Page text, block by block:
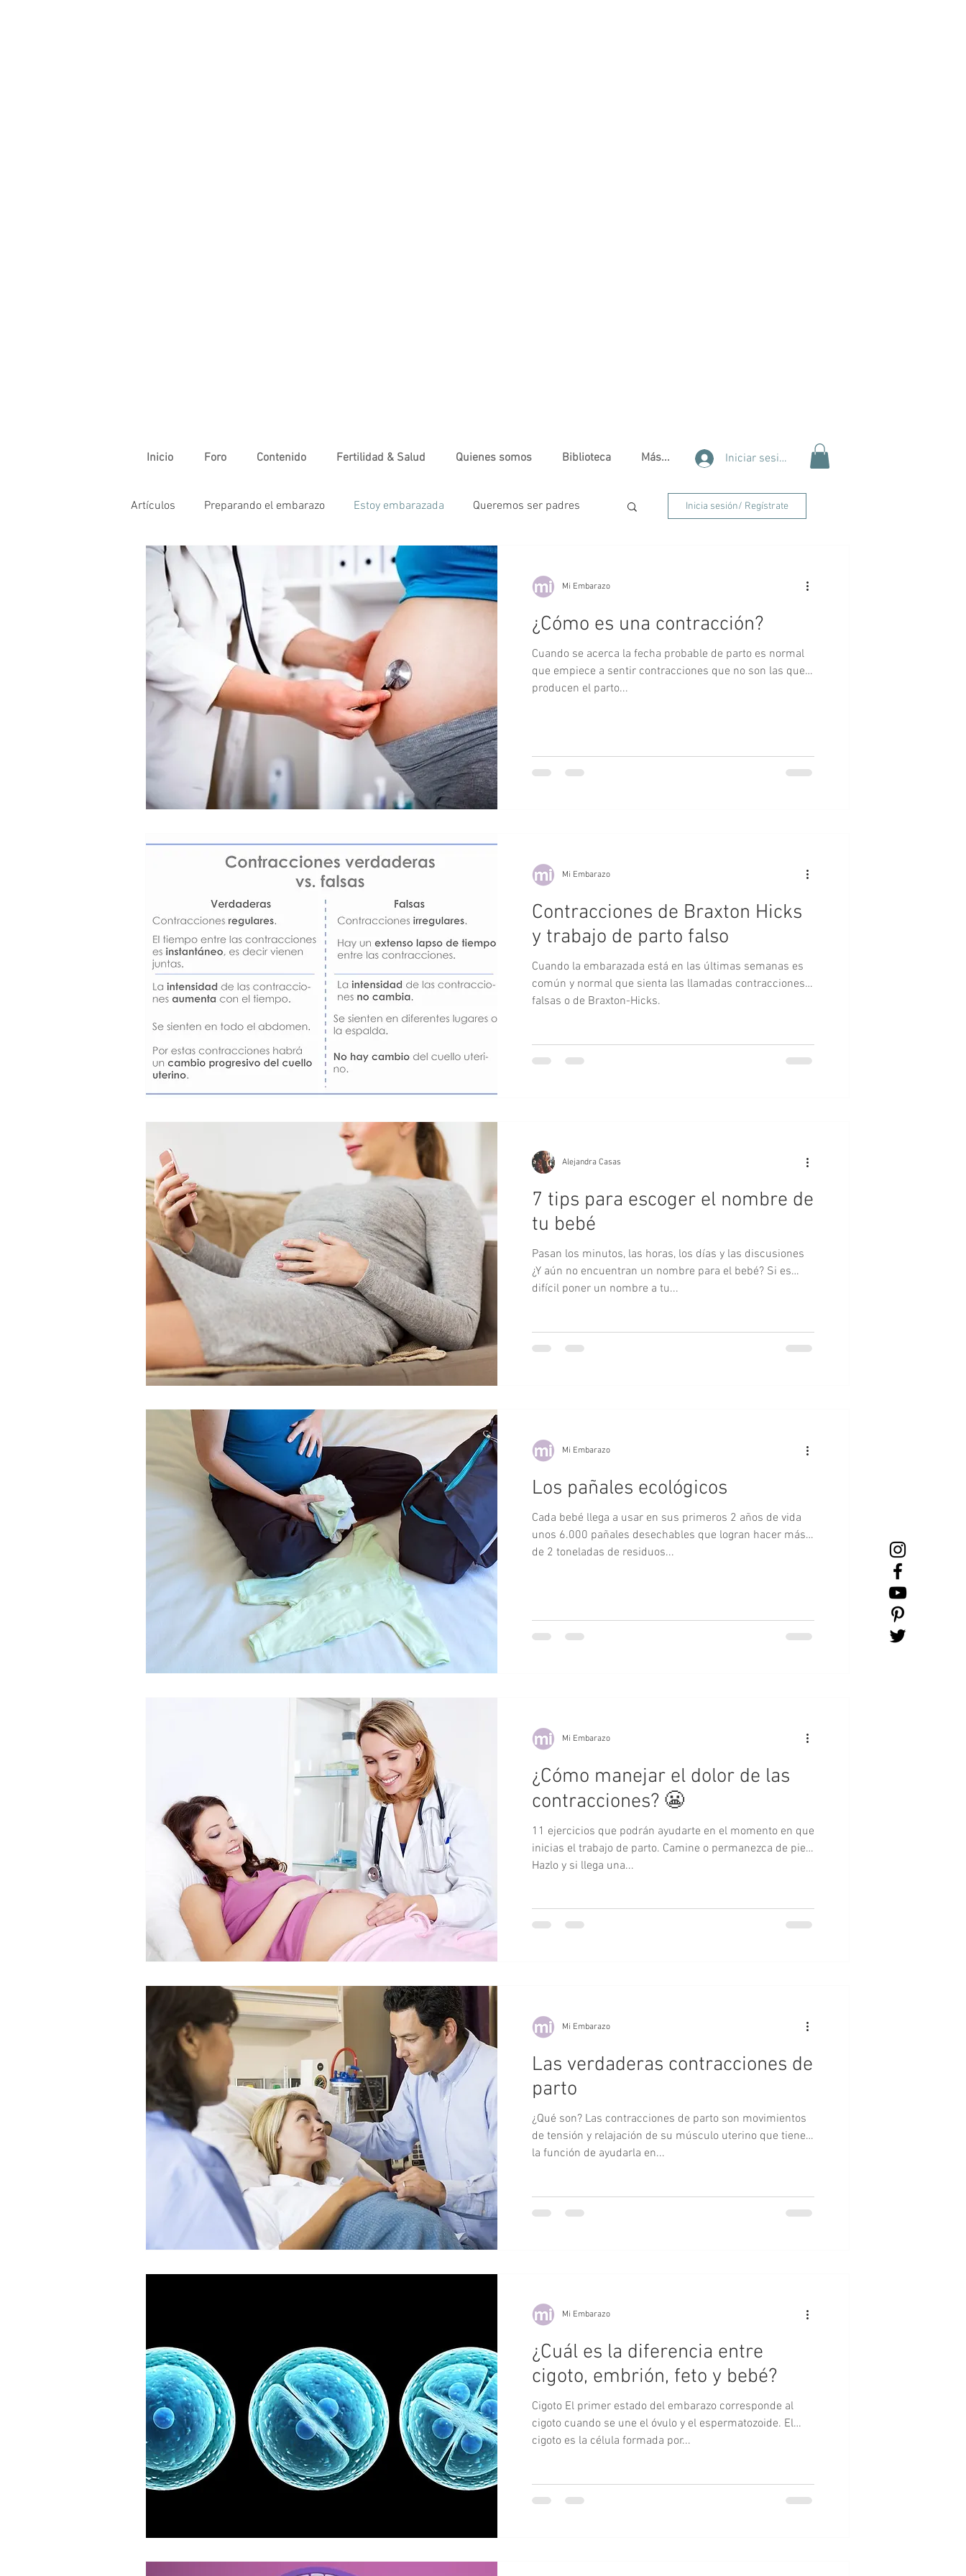
Inicio Foro Contenido Fertilidad & Salud Quienes somos Biblioteca Más... Iniciar sesión
Artículos Preparando el embarazo Estoy embarazada Queremos ser padres
Parto y posparto El bebé está en casa La vida en familia
Moda Alimentación sana Tips de belleza
Tercer trimestre Cuidados del bebé Maternidad
Salud emocional Alimen. Complementaria Lactancia materna
Youtube Paternidad Crianza afectiva Tamizaje Estimulación temprana
Inicia sesión/ Regístrate
Mi Embarazo
¿Cómo es una contracción?
Cuando se acerca la fecha probable de parto es normal
que empiece a sentir contracciones que no son las que
producen el parto...
Mi Embarazo
Contracciones de Braxton Hicks
y trabajo de parto falso
Cuando la embarazada está en las últimas semanas es
común y normal que sienta las llamadas contracciones
falsas o de Braxton-Hicks.
Alejandra Casas
7 tips para escoger el nombre de
tu bebé
Pasan los minutos, las horas, los días y las discusiones
¿Y aún no encuentran un nombre para el bebé? Si es
difícil poner un nombre a tu...
Mi Embarazo
Los pañales ecológicos
Cada bebé llega a usar en sus primeros 2 años de vida
unos 6.000 pañales desechables que logran hacer más
de 2 toneladas de residuos...
Mi Embarazo
¿Cómo manejar el dolor de las
contracciones? 😬
11 ejercicios que podrán ayudarte en el momento en que
inicias el trabajo de parto. Camine o permanezca de pie
Hazlo y si llega una...
Mi Embarazo
Las verdaderas contracciones de
parto
¿Qué son? Las contracciones de parto son movimientos
de tensión y relajación de su músculo uterino que tienen
la función de ayudarla en...
Mi Embarazo
¿Cuál es la diferencia entre
cigoto, embrión, feto y bebé?
Cigoto El primer estado del embarazo corresponde al
cigoto cuando se une el óvulo y el espermatozoide. El
cigoto es la célula formada por...